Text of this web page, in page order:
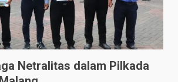
Netralitas dalam Pilkada